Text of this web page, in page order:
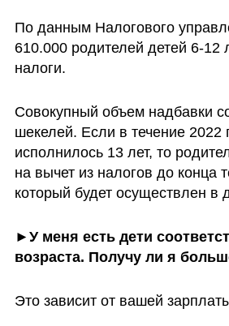
По данным Налогового
610.000 родителей детей 6-12
налоги.
Совокупный объем надбавки
шекелей. Если в течение 2022
исполнилось 13 лет, то
на вычет из налогов до конца
который будет осуществлен в
►У меня есть дети
возраста. Получу ли я
Это зависит от вашей